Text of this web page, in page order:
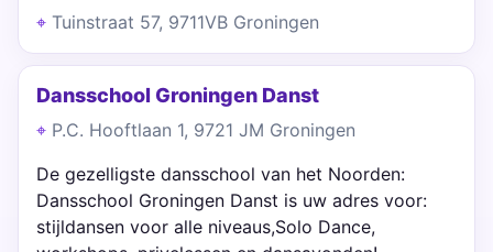
Tuinstraat 57, 9711VB Groningen
Dansschool Groningen Danst
P.C. Hooftlaan 1, 9721 JM Groningen
De gezelligste dansschool van het Noorden:
Dansschool Groningen Danst is uw adres voor:
stijldansen voor alle niveaus,Solo Dance,